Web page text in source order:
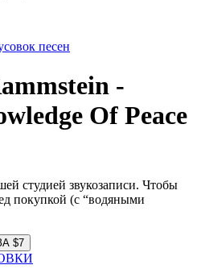
песен
-
Of Peace
студией звукозаписи. Чтобы
покупкой (с “водяными